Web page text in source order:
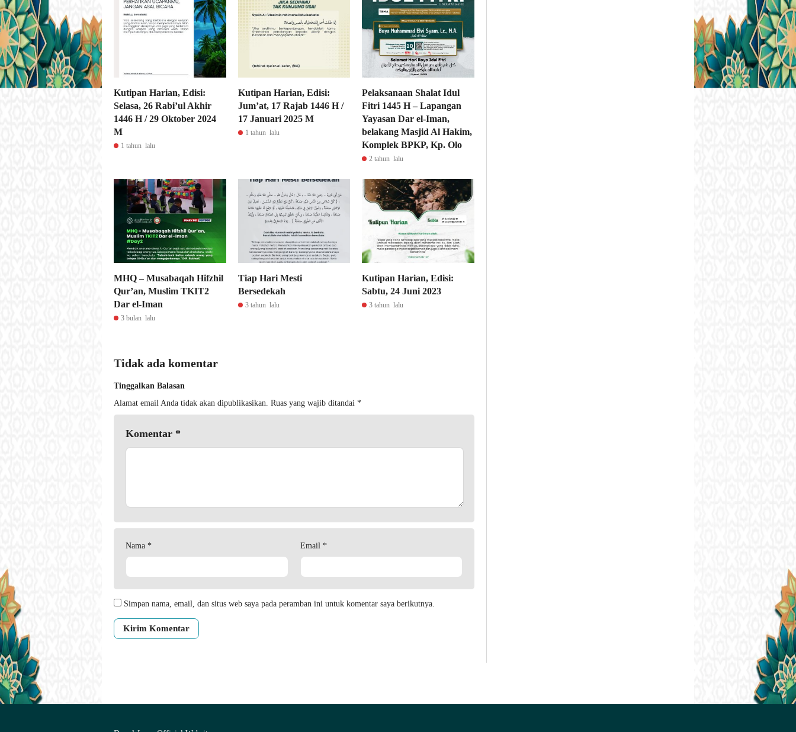
Kutipan Harian, Edisi:
Selasa, 26 Rabi’ul Akhir
1446 H / 29 Oktober 2024
M
1 tahun lalu
Kutipan Harian, Edisi:
Jum’at, 17 Rajab 1446 H /
17 Januari 2025 M
1 tahun lalu
Pelaksanaan Shalat Idul
Fitri 1445 H – Lapangan
Yayasan Dar el-Iman,
belakang Masjid Al Hakim,
Komplek BPKP, Kp. Olo
2 tahun lalu
MHQ – Musabaqah Hifzhil
Qur’an, Muslim TKIT2
Dar el-Iman
3 bulan lalu
Tiap Hari Mesti
Bersedekah
3 tahun lalu
Kutipan Harian, Edisi:
Sabtu, 24 Juni 2023
3 tahun lalu
Tidak ada komentar
Tinggalkan Balasan
Alamat email Anda tidak akan dipublikasikan. Ruas yang wajib ditandai *
Komentar *
Nama * Email *
Simpan nama, email, dan situs web saya pada peramban ini untuk komentar saya berikutnya.